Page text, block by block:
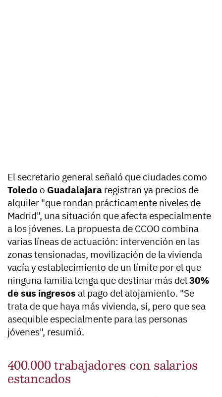
El secretario general señaló que ciudades como
Toledo o Guadalajara registran ya precios de
alquiler "que rondan prácticamente niveles de
Madrid", una situación que afecta especialmente
a los jóvenes. La propuesta de CCOO combina
varias líneas de actuación: intervención en las
zonas tensionadas, movilización de la vivienda
vacía y establecimiento de un límite por el que
ninguna familia tenga que destinar más del30%
de sus ingresos al pago del alojamiento. "Se
trata de que haya más vivienda, sí, pero que sea
asequible especialmente para las personas
jóvenes", resumió.
400.000 trabajadores con salarios
estancados